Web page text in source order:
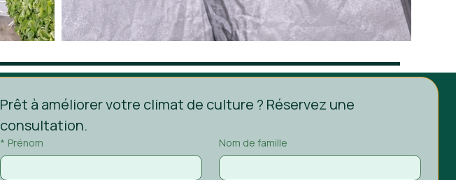
Prêt à améliorer votre climat de culture ? Réservez une
consultation.
* Prénom Nom de famille